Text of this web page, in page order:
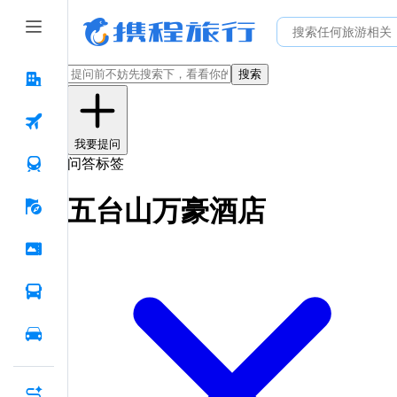
搜索
我要提问
问答标签
五台山万豪酒店